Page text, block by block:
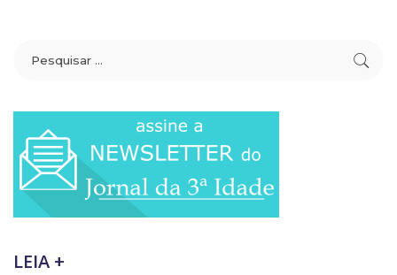
LEIA +